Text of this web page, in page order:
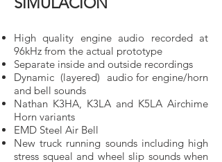
High quality engine audio recorded at
96kHz from the actual prototype
Separate inside and outside recordings
Dynamic (layered) audio for engine/horn
and bell sounds
Nathan K3HA, K3LA and K5LA Airchime
Horn variants
EMD Steel Air Bell
New truck running sounds including high
stress squeal and wheel slip sounds when